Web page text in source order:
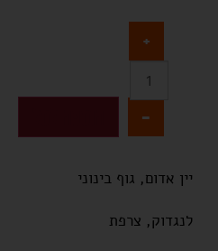
+
-
יין אדום, גוף בינוני
לנגדוק, צרפת